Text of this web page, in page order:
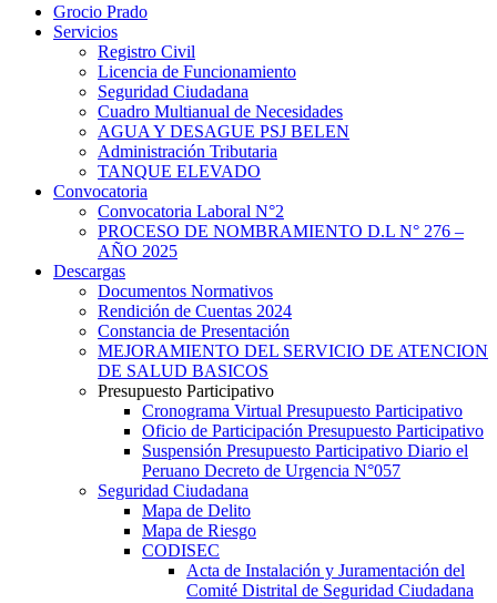
Grocio Prado
Servicios
Registro Civil
Licencia de Funcionamiento
Seguridad Ciudadana
Cuadro Multianual de Necesidades
AGUA Y DESAGUE PSJ BELEN
Administración Tributaria
TANQUE ELEVADO
Convocatoria
Convocatoria Laboral N°2
PROCESO DE NOMBRAMIENTO D.L N° 276 –
AÑO 2025
Descargas
Documentos Normativos
Rendición de Cuentas 2024
Constancia de Presentación
MEJORAMIENTO DEL SERVICIO DE ATENCION
DE SALUD BASICOS
Presupuesto Participativo
Cronograma Virtual Presupuesto Participativo
Oficio de Participación Presupuesto Participativo
Suspensión Presupuesto Participativo Diario el
Peruano Decreto de Urgencia N°057
Seguridad Ciudadana
Mapa de Delito
Mapa de Riesgo
CODISEC
Acta de Instalación y Juramentación del
Comité Distrital de Seguridad Ciudadana